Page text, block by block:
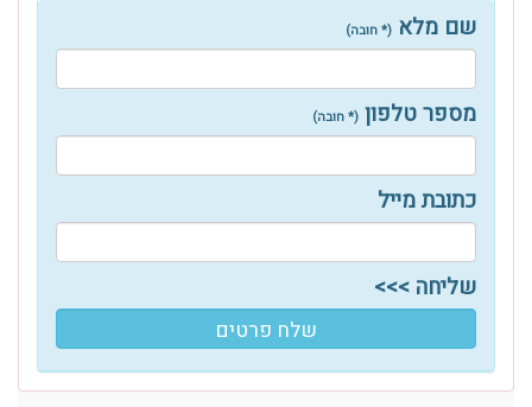
שם מלא (* חובה)
מספר טלפון (* חובה)
כתובת מייל
שליחה >>>
שלח פרטים